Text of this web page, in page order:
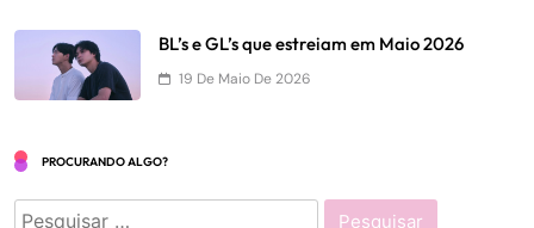
BL’s e GL’s que estreiam em Maio 2026
19 De Maio De 2026
PROCURANDO ALGO?
Pesquisar